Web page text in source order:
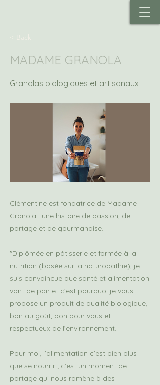
MADAME GRANOLA
Granolas biologiques et artisanaux
Clémentine est fondatrice de Madame
Granola : une histoire de passion, de
partage et de gourmandise.
"Diplômée en pâtisserie et formée à la
nutrition (basée sur la naturopathie), je
suis convaincue que santé et alimentation
vont de pair et c’est pourquoi je vous
propose un produit de qualité biologique,
bon au goût, bon pour vous et
respectueux de l’environnement.
Pour moi, l’alimentation c’est bien plus
que se nourrir ; c’est un moment de
partage qui nous ramène à des